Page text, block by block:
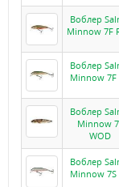
Воблер
Minnow 7F
Воблер
Minnow 7F
Воблер
Minnow
WOD
Воблер
Minnow 7S